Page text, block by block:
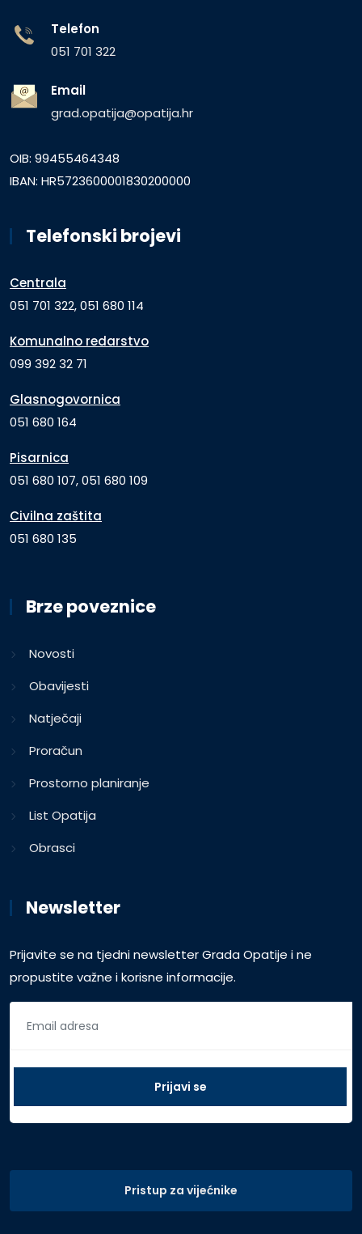
Telefon
051 701 322
Email
grad.opatija@opatija.hr
OIB: 99455464348
IBAN: HR5723600001830200000
Telefonski brojevi
Centrala
051 701 322, 051 680 114
Komunalno redarstvo
099 392 32 71
Glasnogovornica
051 680 164
Pisarnica
051 680 107, 051 680 109
Civilna zaštita
051 680 135
Brze poveznice
Novosti
Obavijesti
Natječaji
Proračun
Prostorno planiranje
List Opatija
Obrasci
Newsletter
Prijavite se na tjedni newsletter Grada Opatije i ne
propustite važne i korisne informacije.
Pristup za vijećnike